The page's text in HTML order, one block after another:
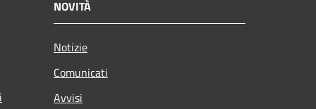
NOVITÀ
Notizie
Comunicati
Avvisi